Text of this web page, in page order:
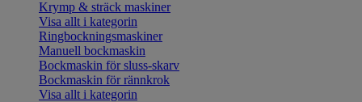
Krymp & sträck maskiner
Visa allt i kategorin
Ringbockningsmaskiner
Manuell bockmaskin
Bockmaskin för sluss-skarv
Bockmaskin för rännkrok
Visa allt i kategorin